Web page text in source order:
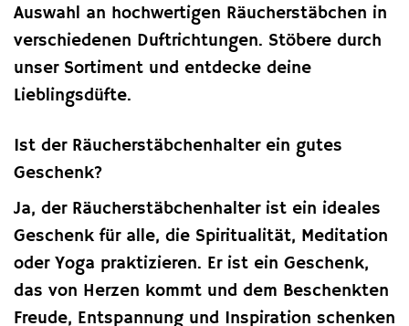
Auswahl an hochwertigen Räucherstäbchen in
verschiedenen Duftrichtungen. Stöbere durch
unser Sortiment und entdecke deine
Lieblingsdüfte.
Ist der Räucherstäbchenhalter ein gutes
Geschenk?
Ja, der Räucherstäbchenhalter ist ein ideales
Geschenk für alle, die Spiritualität, Meditation
oder Yoga praktizieren. Er ist ein Geschenk,
das von Herzen kommt und dem Beschenkten
Freude, Entspannung und Inspiration schenken